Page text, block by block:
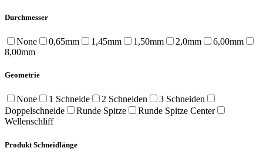
Durchmesser
None 0,65mm 1,45mm 1,50mm 2,0mm
6,00mm
8,00mm
Geometrie
None 1 Schneide 2 Schneiden
3 Schneiden
Doppelschneide
Runde Spitze
Runde Spitze Center
Wellenschliff
Produkt Schneidlänge